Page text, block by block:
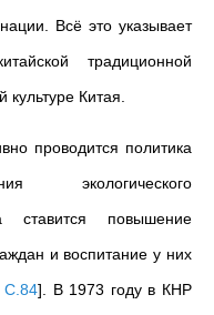
Всё это указывает
традиционной
Китая.
проводится политика
экологического
ставится повышение
и воспитание у них
С.84] . В 1973 году в КНР